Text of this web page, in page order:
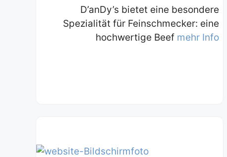
D’anDy’s bietet eine besondere
Spezialität für Feinschmecker: eine
hochwertige Beef mehr Info